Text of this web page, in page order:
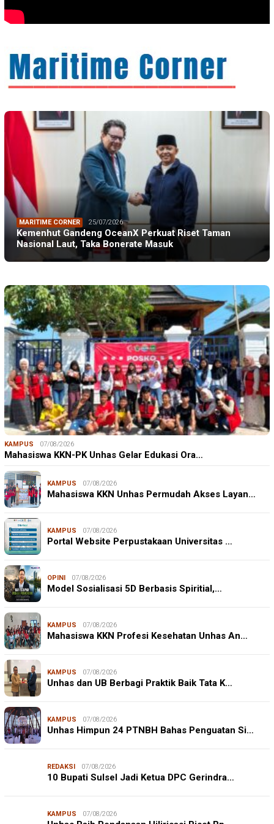
MARITIME CORNER 25/07/2026
Kemenhut Gandeng OceanX Perkuat Riset Taman
Nasional Laut, Taka Bonerate Masuk
KAMPUS 07/08/2026
Mahasiswa KKN-PK Unhas Gelar Edukasi Ora…
KAMPUS 07/08/2026
Mahasiswa KKN Unhas Permudah Akses Layan…
KAMPUS 07/08/2026
Portal Website Perpustakaan Universitas …
OPINI 07/08/2026
Model Sosialisasi 5D Berbasis Spiritial,…
KAMPUS 07/08/2026
Mahasiswa KKN Profesi Kesehatan Unhas An…
KAMPUS 07/08/2026
Unhas dan UB Berbagi Praktik Baik Tata K…
KAMPUS 07/08/2026
Unhas Himpun 24 PTNBH Bahas Penguatan Si…
REDAKSI 07/08/2026
10 Bupati Sulsel Jadi Ketua DPC Gerindra…
KAMPUS 07/08/2026